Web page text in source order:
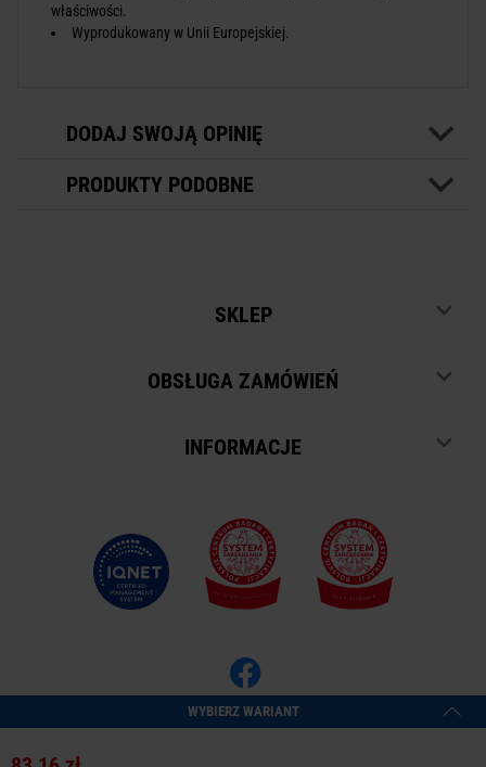
WYBIERZ WARIANT
właściwości.
Wyprodukowany w Unii Europejskiej.
DODAJ SWOJĄ OPINIĘ
PRODUKTY PODOBNE
SKLEP
OBSŁUGA ZAMÓWIEŃ
INFORMACJE
Copyright © 2026